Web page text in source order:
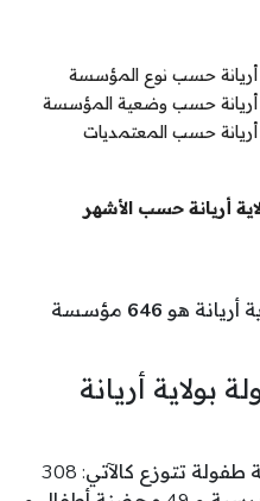
أريانة حسب نوع المؤسسة
أريانة حسب وضعية المؤسسة
حسب المعتمديات
أريانة حسب الأشهر
هو 646 مؤسسة
أريانة
تنشط بولاية أريانة 646 مؤسسة طفولة تتوزع كالآتي: 308